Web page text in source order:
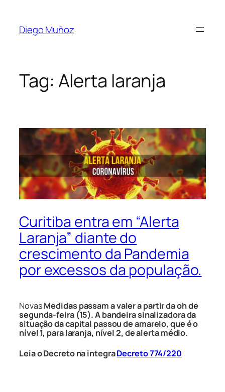
Diego Muñoz
Tag: Alerta laranja
Curitiba entra em “Alerta
Laranja” diante do
crescimento da Pandemia
por excessos da população.
NovasMedidas passam a valer a partir da oh de
segunda-feira (15). A bandeira sinalizadora da
situação da capital passou de amarelo, que é o
nível 1, para laranja, nível 2, de alerta médio.
Leia o Decreto na integraDecreto 774/220